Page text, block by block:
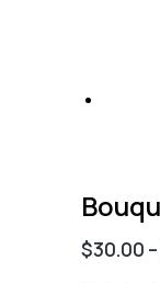
$30.00 –